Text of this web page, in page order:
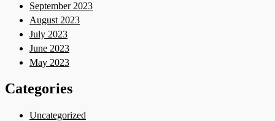
September 2023
August 2023
July 2023
June 2023
May 2023
Categories
Uncategorized